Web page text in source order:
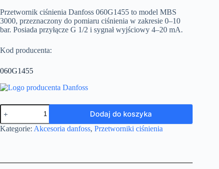
Przetwornik ciśnienia Danfoss 060G1455 to model MBS
3000, przeznaczony do pomiaru ciśnienia w zakresie 0–10
bar. Posiada przyłącze G 1/2 i sygnał wyjściowy 4–20 mA.
Kod producenta:
060G1455
ilość
Danfoss
Przetwornik
ciśnienia
Dodaj do koszyka
Kategorie: Akcesoria danfoss, Przetworniki ciśnienia